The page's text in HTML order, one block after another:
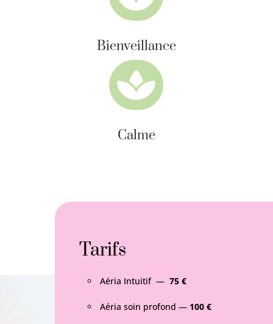
Bienveillance

Calme
Tarifs
Aéria Intuitif — 75 €
Aéria soin profond — 100 €